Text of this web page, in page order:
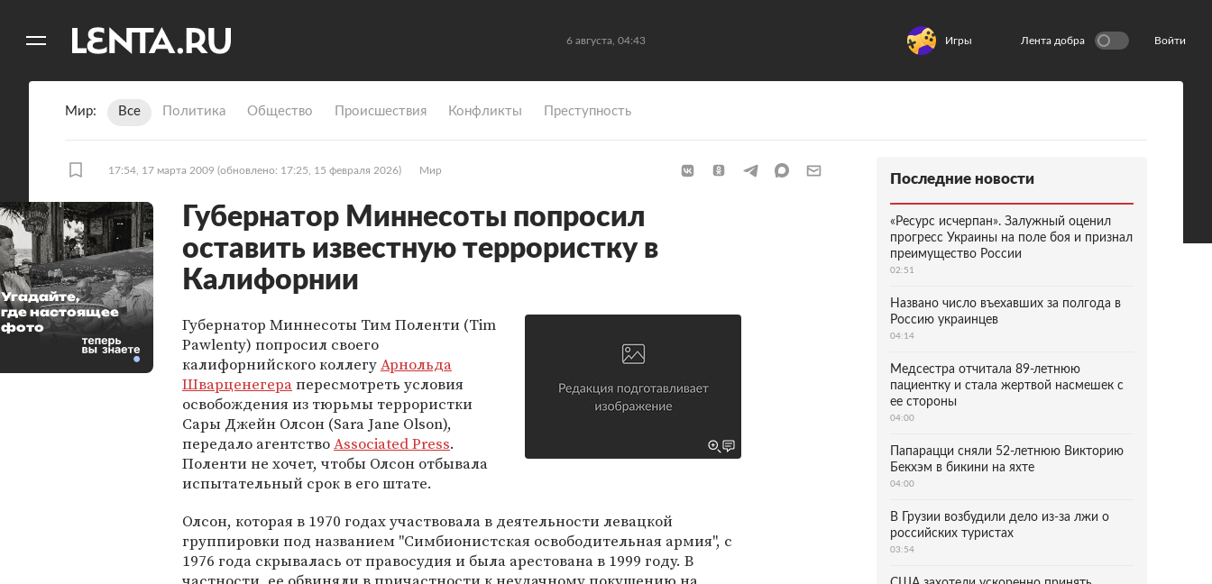
6 августа, 04:43 Игры Лента добра Войти
Мир Все Политика Общество Происшествия Конфликты Преступность
17:54, 17 марта 2009 (обновлено: 17:25, 15 февраля 2026) Мир
Губернатор Миннесоты попросил
оставить известную террористку в
Калифорнии
Губернатор Миннесоты Тим Поленти (Tim
Pawlenty) попросил своего
калифорнийского коллегуАрнольда
Шварценегерапересмотреть условия
освобождения из тюрьмы террористки
Сары Джейн Олсон (Sara Jane Olson),
передало агентствоAssociated Press.
Поленти не хочет, чтобы Олсон отбывала
испытательный срок в его штате.
Олсон, которая в 1970 годах участвовала в деятельности левацкой
группировки под названием "Симбионистская освободительная армия", с
1976 года скрывалась от правосудия и была арестована в 1999 году. В
Угадайте,
где настоящее
фото
Последние новости
«Ресурс исчерпан». Залужный оценил
прогресс Украины на поле боя и признал
преимущество России
02:51
Названо число въехавших за полгода в
Россию украинцев
04:14
Медсестра отчитала 89-летнюю
пациентку и стала жертвой насмешек с
ее стороны
04:00
Папарацци сняли 52-летнюю Викторию
Бекхэм в бикини на яхте
04:00
В Грузии возбудили дело из-за лжи о
российских туристах
03:54